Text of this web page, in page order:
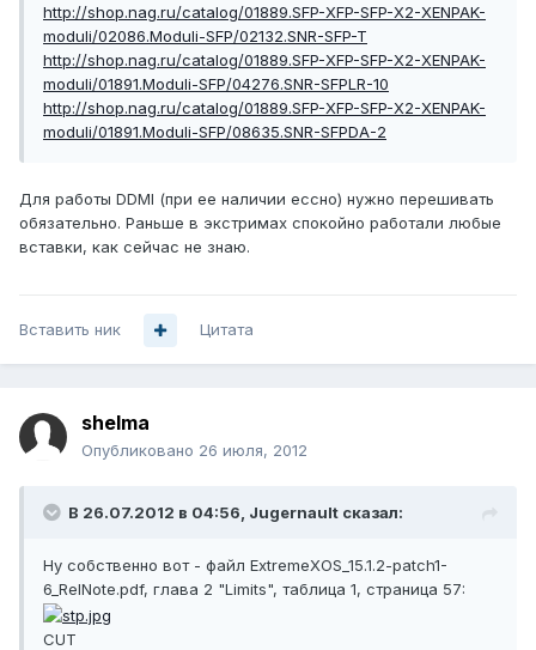
http://shop.nag.ru/catalog/01889.SFP-XFP-SFP-X2-XENPAK-
moduli/02086.Moduli-SFP/02132.SNR-SFP-T
http://shop.nag.ru/catalog/01889.SFP-XFP-SFP-X2-XENPAK-
moduli/01891.Moduli-SFP/04276.SNR-SFPLR-10
http://shop.nag.ru/catalog/01889.SFP-XFP-SFP-X2-XENPAK-
moduli/01891.Moduli-SFP/08635.SNR-SFPDA-2
Для работы DDMI (при ее наличии ессно) нужно перешивать
обязательно. Раньше в экстримах спокойно работали любые
вставки, как сейчас не знаю.
Вставить ник Цитата
shelma
Опубликовано 26 июля, 2012
В 26.07.2012 в 04:56, Jugernault сказал:
Ну собственно вот - файл ExtremeXOS_15.1.2-patch1-
6_RelNote.pdf, глава 2 "Limits", таблица 1, страница 57:
CUT